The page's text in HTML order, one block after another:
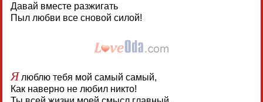
Давай вместе разжигать
Пыл любви все сновой силой!
Ялюблю тебя мой самый самый,
Как наверно не любил никто!